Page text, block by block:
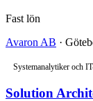
Fast lön
Avaron AB ·
Systemanalytiker och
Solution